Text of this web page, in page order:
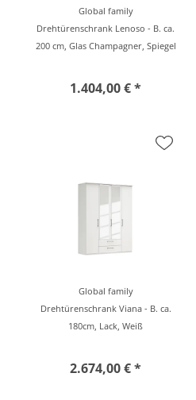
Global family
Drehtürenschrank Lenoso - B. ca.
200 cm, Glas Champagner, Spiegel
1.404,00 € *
Global family
Drehtürenschrank Viana - B. ca.
180cm, Lack, Weiß
2.674,00 € *